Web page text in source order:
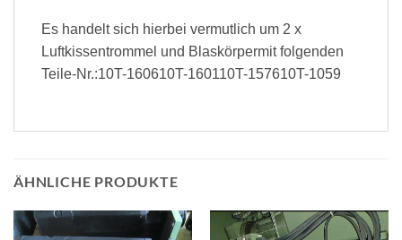
Es handelt sich hierbei vermutlich um 2 x
Luftkissentrommel und Blaskörpermit folgenden
Teile-Nr.:10T-160610T-160110T-157610T-1059
ÄHNLICHE PRODUKTE